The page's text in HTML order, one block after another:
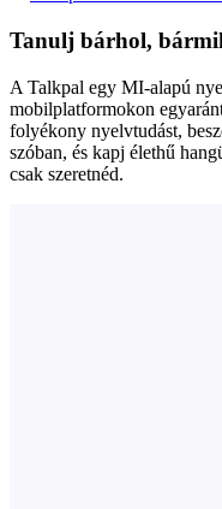
Tanulj bárhol,
A Talkpal egy MI-alapú
mobilplatformokon
folyékony nyelvtudást,
szóban, és kapj élethű
csak szeretnéd.